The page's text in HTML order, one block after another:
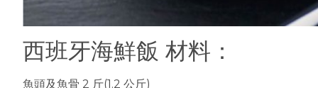
西班牙海鮮飯 材料：
魚頭及魚骨 2 斤(1.2 公斤)